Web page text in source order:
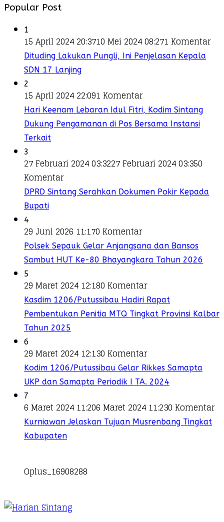
Popular Post
1
15 April 2024 20:3710 Mei 2024 08:271 Komentar
Dituding Lakukan Pungli, Ini Penjelasan Kepala
SDN 17 Lanjing
2
15 April 2024 22:091 Komentar
Hari Keenam Lebaran Idul Fitri, Kodim Sintang
Dukung Pengamanan di Pos Bersama Instansi
Terkait
3
27 Februari 2024 03:3227 Februari 2024 03:350
Komentar
DPRD Sintang Serahkan Dokumen Pokir Kepada
Bupati
4
29 Juni 2026 11:170 Komentar
Polsek Sepauk Gelar Anjangsana dan Bansos
Sambut HUT Ke-80 Bhayangkara Tahun 2026
5
29 Maret 2024 12:180 Komentar
Kasdim 1206/Putussibau Hadiri Rapat
Pembentukan Penitia MTQ Tingkat Provinsi Kalbar
Tahun 2025
6
29 Maret 2024 12:130 Komentar
Kodim 1206/Putussibau Gelar Rikkes Samapta
UKP dan Samapta Periodik I TA. 2024
7
6 Maret 2024 11:206 Maret 2024 11:230 Komentar
Kurniawan Jelaskan Tujuan Musrenbang Tingkat
Kabupaten
Oplus_16908288